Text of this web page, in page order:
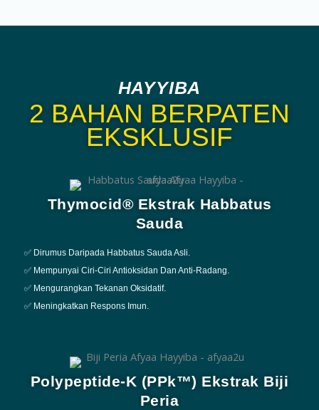
HAYYIBA
2 BAHAN BERPATEN
EKSKLUSIF
Thymocid® Ekstrak Habbatus
Sauda
✅ Dirumus Daripada Habbatus Sauda Asli.
✅ Mempunyai Ciri-Ciri Antioksidan Dan Anti-Radang.
✅ Mengurangkan Tekanan Oksidatif.
✅ Meningkatkan Respons Imun.
Polypeptide-K (PPk™) Ekstrak Biji
Peria